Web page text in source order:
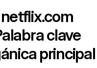
netflix.com
clave
principal